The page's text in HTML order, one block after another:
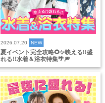
2026.07.20 NEW
夏イベント完全攻略🌻✨映える!!盛
れる!!水着＆浴衣特集🌴🎆